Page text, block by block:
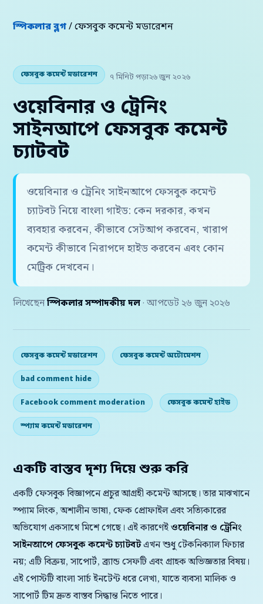
স্পিকলার ব্লগ/ ফেসবুক কমেন্ট মডারেশন
ফেসবুক কমেন্ট মডারেশন ৭ মিনিট পড়া২৬ জুন ২০২৬
ওয়েবিনার ও ট্রেনিং
সাইনআপে ফেসবুক কমেন্ট
চ্যাটবট
ওয়েবিনার ও ট্রেনিং সাইনআপে ফেসবুক কমেন্ট
চ্যাটবট নিয়ে বাংলা গাইড: কেন দরকার, কখন
ব্যবহার করবেন, কীভাবে সেটআপ করবেন, খারাপ
কমেন্ট কীভাবে নিরাপদে হাইড করবেন এবং কোন
মেট্রিক দেখবেন।
লিখেছেন স্পিকলার সম্পাদকীয় দল · আপডেট ২৬ জুন ২০২৬
ফেসবুক কমেন্ট মডারেশন ফেসবুক কমেন্ট অটোমেশন
bad comment hide
Facebook comment moderation ফেসবুক কমেন্ট হাইড
স্প্যাম কমেন্ট মডারেশন
একটি বাস্তব দৃশ্য দিয়ে শুরু করি
একটি ফেসবুক বিজ্ঞাপনে প্রচুর আগ্রহী কমেন্ট আসছে। তার মাঝখানে
স্প্যাম লিংক, অশালীন ভাষা, ফেক প্রোফাইল এবং সত্যিকারের
অভিযোগ একসাথে মিশে গেছে। এই কারণেইওয়েবিনার ও ট্রেনিং
সাইনআপে ফেসবুক কমেন্ট চ্যাটবটএখন শুধু টেকনিক্যাল ফিচার
নয়; এটি বিক্রয়, সাপোর্ট, ব্র্যান্ড সেফটি এবং গ্রাহক অভিজ্ঞতার বিষয়।
এই পোস্টটি বাংলা সার্চ ইনটেন্ট ধরে লেখা, যাতে ব্যবসা মালিক ও
সাপোর্ট টিম দ্রুত বাস্তব সিদ্ধান্ত নিতে পারে।